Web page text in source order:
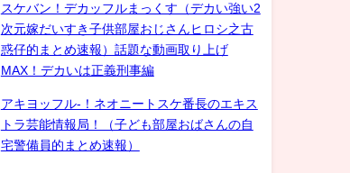
スケバン！デカッフルまっくす（デカい強い2
次元嫁だいすき子供部屋おじさんヒロシ之古
惑仔的まとめ速報）話題な動画取り上げ
MAX！デカいは正義刑事編
アキヨッフル-！ネオニートスケ番長のエキス
トラ芸能情報局！（子ども部屋おばさんの自
宅警備員的まとめ速報）